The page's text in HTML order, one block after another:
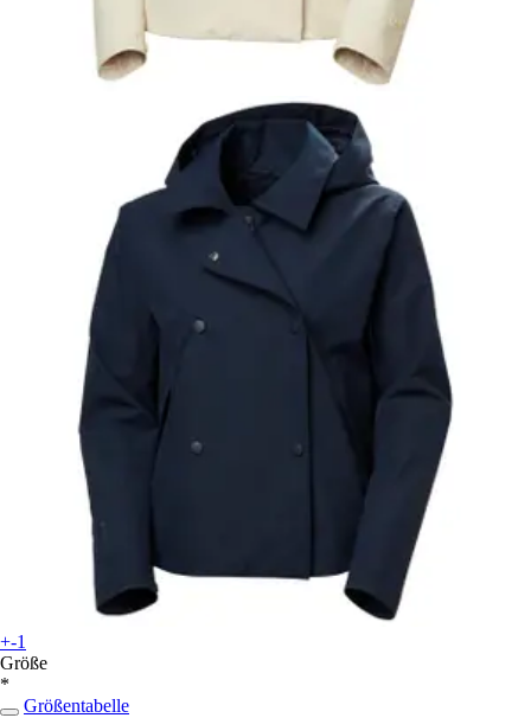
+-1
Größe
*
Größentabelle